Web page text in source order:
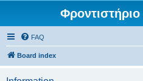
FAQ
Board index